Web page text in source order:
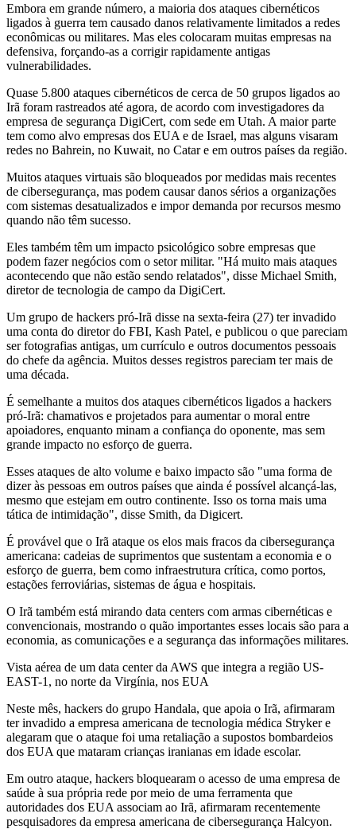
Embora em grande número, a maioria dos ataques cibernéticos
ligados à guerra tem causado danos relativamente limitados a redes
econômicas ou militares. Mas eles colocaram muitas empresas na
defensiva, forçando-as a corrigir rapidamente antigas
vulnerabilidades.
Quase 5.800 ataques cibernéticos de cerca de 50 grupos ligados ao
Irã foram rastreados até agora, de acordo com investigadores da
empresa de segurança DigiCert, com sede em Utah. A maior parte
tem como alvo empresas dos EUA e de Israel, mas alguns visaram
redes no Bahrein, no Kuwait, no Catar e em outros países da região.
Muitos ataques virtuais são bloqueados por medidas mais recentes
de cibersegurança, mas podem causar danos sérios a organizações
com sistemas desatualizados e impor demanda por recursos mesmo
quando não têm sucesso.
Eles também têm um impacto psicológico sobre empresas que
podem fazer negócios com o setor militar. "Há muito mais ataques
acontecendo que não estão sendo relatados", disse Michael Smith,
diretor de tecnologia de campo da DigiCert.
Um grupo de hackers pró-Irã disse na sexta-feira (27) ter invadido
uma conta do diretor do FBI, Kash Patel, e publicou o que pareciam
ser fotografias antigas, um currículo e outros documentos pessoais
do chefe da agência. Muitos desses registros pareciam ter mais de
uma década.
É semelhante a muitos dos ataques cibernéticos ligados a hackers
pró-Irã: chamativos e projetados para aumentar o moral entre
apoiadores, enquanto minam a confiança do oponente, mas sem
grande impacto no esforço de guerra.
Esses ataques de alto volume e baixo impacto são "uma forma de
dizer às pessoas em outros países que ainda é possível alcançá-las,
mesmo que estejam em outro continente. Isso os torna mais uma
tática de intimidação", disse Smith, da Digicert.
É provável que o Irã ataque os elos mais fracos da cibersegurança
americana: cadeias de suprimentos que sustentam a economia e o
esforço de guerra, bem como infraestrutura crítica, como portos,
estações ferroviárias, sistemas de água e hospitais.
O Irã também está mirando data centers com armas cibernéticas e
convencionais, mostrando o quão importantes esses locais são para a
economia, as comunicações e a segurança das informações militares.
Vista aérea de um data center da AWS que integra a região US-
EAST-1, no norte da Virgínia, nos EUA
Neste mês, hackers do grupo Handala, que apoia o Irã, afirmaram
ter invadido a empresa americana de tecnologia médica Stryker e
alegaram que o ataque foi uma retaliação a supostos bombardeios
dos EUA que mataram crianças iranianas em idade escolar.
Em outro ataque, hackers bloquearam o acesso de uma empresa de
saúde à sua própria rede por meio de uma ferramenta que
autoridades dos EUA associam ao Irã, afirmaram recentemente
pesquisadores da empresa americana de cibersegurança Halcyon.